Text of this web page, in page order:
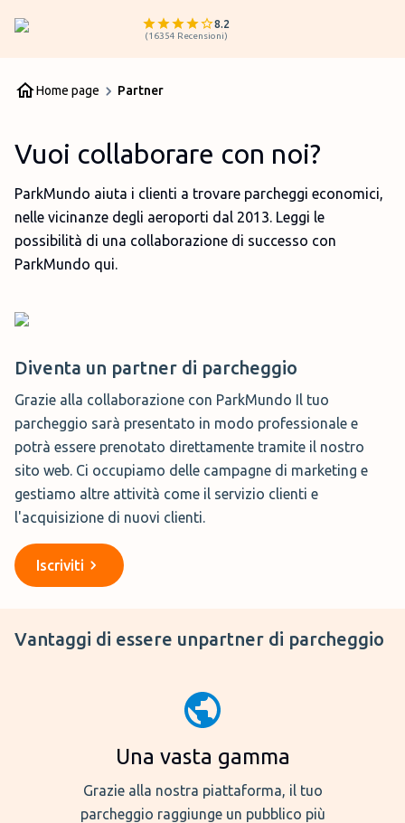
8.2
(16354 Recensioni)
Home page Partner
Vuoi collaborare con noi?
ParkMundo aiuta i clienti a trovare parcheggi economici,
nelle vicinanze degli aeroporti dal 2013. Leggi le
possibilità di una collaborazione di successo con
ParkMundo qui.
Diventa un partner di parcheggio
Grazie alla collaborazione con ParkMundo Il tuo
parcheggio sarà presentato in modo professionale e
potrà essere prenotato direttamente tramite il nostro
sito web. Ci occupiamo delle campagne di marketing e
gestiamo altre attività come il servizio clienti e
l'acquisizione di nuovi clienti.
Iscriviti
Vantaggi di essere unpartner di parcheggio
Una vasta gamma
Grazie alla nostra piattaforma, il tuo
parcheggio raggiunge un pubblico più